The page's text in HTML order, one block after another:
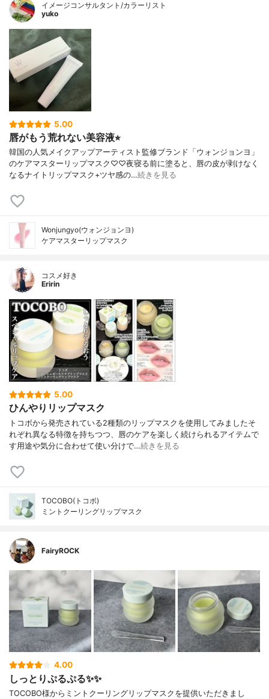
イメージコンサルタント/カラーリスト
yuko
5.00
唇がもう荒れない美容液⭐︎
韓国の人気メイクアップアーティスト監修ブランド「ウォンジョンヨ」
のケアマスターリップマスク♡♡夜寝る前に塗ると、唇の皮が剥けなく
なるナイトリップマスク+ツヤ感の…続きを見る
Wonjungyo(ウォンジョンヨ)
ケアマスターリップマスク
コスメ好き
Eririn
5.00
ひんやりリップマスク
トコボから発売されている2種類のリップマスクを使用してみましたそ
れぞれ異なる特徴を持ちつつ、唇のケアを楽しく続けられるアイテムで
す用途や気分に合わせて使い分けで…続きを見る
TOCOBO(トコボ)
ミントクーリングリップマスク
FairyROCK
4.00
しっとりぷるぷる✨✨
TOCOBO様からミントクーリングリップマスクを提供いただきまし